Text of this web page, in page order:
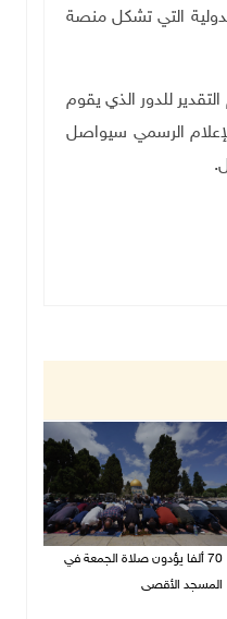
التي تشكل منصة
للدور الذي يقوم
الرسمي سيواصل
.
70 ألفا يؤدون صلاة الجمعة في
المسجد الأقصى